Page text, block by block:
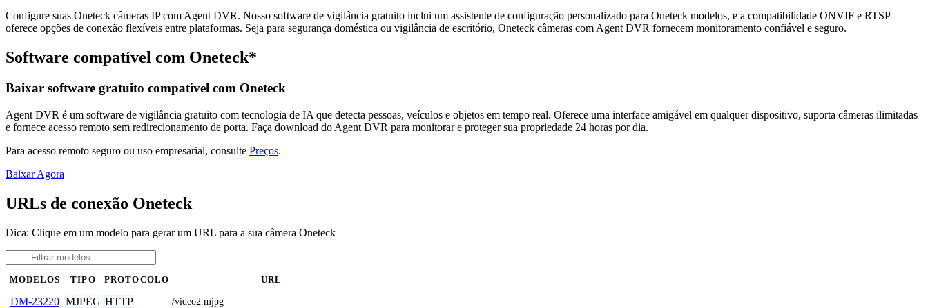
Configure suas Oneteck câmeras IP com Agent DVR. Nosso software de vigilância gratuito inclui um assistente de configuração personalizado para Oneteck modelos, e a compatibilidade ONVIF e RTSP
oferece opções de conexão flexíveis entre plataformas. Seja para segurança doméstica ou vigilância de escritório, Oneteck câmeras com Agent DVR fornecem monitoramento confiável e seguro.
Software compatível com Oneteck*
Baixar software gratuito compatível com Oneteck
Agent DVR é um software de vigilância gratuito com tecnologia de IA que detecta pessoas, veículos e objetos em tempo real. Oferece uma interface amigável em qualquer dispositivo, suporta câmeras ilimitadas
e fornece acesso remoto sem redirecionamento de porta. Faça download do Agent DVR para monitorar e proteger sua propriedade 24 horas por dia.
Para acesso remoto seguro ou uso empresarial, consulte Preços.
Baixar Agora
URLs de conexão Oneteck
Dica: Clique em um modelo para gerar um URL para a sua câmera Oneteck
MODELOS TIPO PROTOCOLO URL
DM-23220 MJPEG HTTP /video2.mjpg